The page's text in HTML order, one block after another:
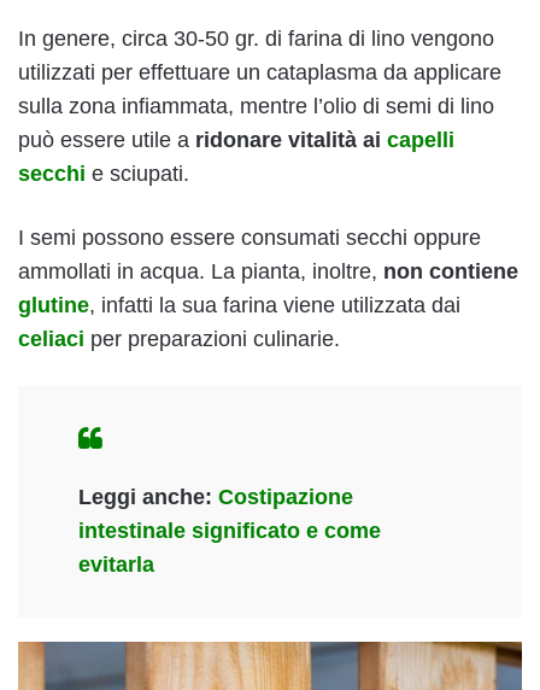
In genere, circa 30-50 gr. di farina di lino vengono
utilizzati per effettuare un cataplasma da applicare
sulla zona infiammata, mentre l’olio di semi di lino
può essere utile a ridonare vitalità ai capelli
secchi e sciupati.
I semi possono essere consumati secchi oppure
ammollati in acqua. La pianta, inoltre, non contiene
glutine, infatti la sua farina viene utilizzata dai
celiaci per preparazioni culinarie.
Leggi anche: Costipazione
intestinale significato e come
evitarla